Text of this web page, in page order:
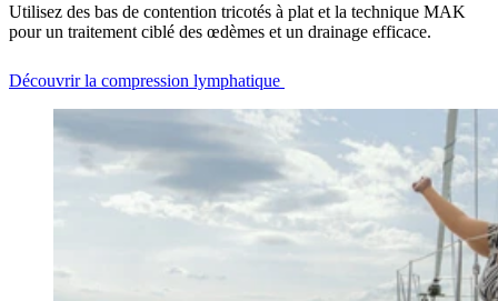
Utilisez des bas de contention tricotés à plat et la technique MAK
pour un traitement ciblé des œdèmes et un drainage efficace.
Découvrir la compression lymphatique